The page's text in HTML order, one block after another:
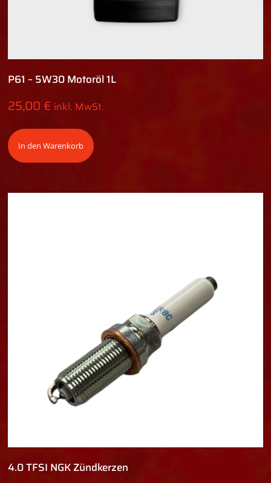
P61 – 5W30 Motoröl 1L
25,00€ inkl. MwSt.
In den Warenkorb
4.0 TFSI NGK Zündkerzen